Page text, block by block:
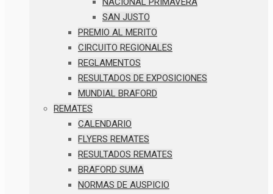
SAN JUSTO
PREMIO AL MERITO
CIRCUITO REGIONALES
REGLAMENTOS
RESULTADOS DE EXPOSICIONES
MUNDIAL BRAFORD
REMATES
CALENDARIO
FLYERS REMATES
RESULTADOS REMATES
BRAFORD SUMA
NORMAS DE AUSPICIO